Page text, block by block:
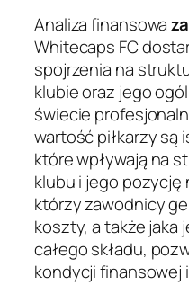
Analiza finansowa
Whitecaps FC
spojrzenia na
klubie oraz jego
świecie
wartość piłkarzy są
które wpływają na
klubu i jego pozycję
którzy zawodnicy
koszty, a także jaka
całego składu,
kondycji finansowej